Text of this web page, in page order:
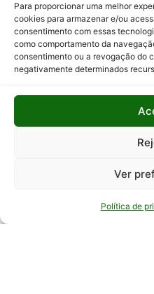
Para proporcionar uma melhor
cookies para armazenar e/ou
consentimento com essas
como comportamento da
consentimento ou a revogação do
negativamente determinados
Ver
Política de
e
ao